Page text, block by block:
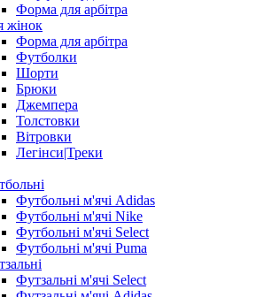
Форма для арбітра
жінок
Форма для арбітра
Футболки
Шорти
Брюки
Джемпера
Толстовки
Вітровки
Легінси|Треки
Футбольні м'ячі Adidas
Футбольні м'ячі Nike
Футбольні м'ячі Select
Футбольні м'ячі Puma
Футзальні м'ячі Select